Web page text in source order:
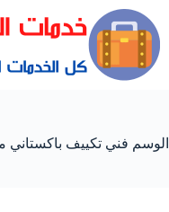
الوسم فني تكييف باكستاني